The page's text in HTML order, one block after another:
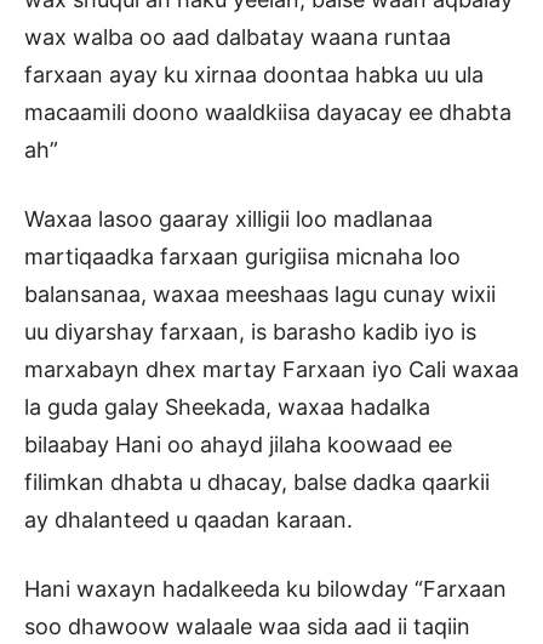
wax walba oo aad dalbatay waana runtaa
farxaan ayay ku xirnaa doontaa habka uu ula
macaamili doono waaldkiisa dayacay ee dhabta
ah”
Waxaa lasoo gaaray xilligii loo madlanaa
martiqaadka farxaan gurigiisa micnaha loo
balansanaa, waxaa meeshaas lagu cunay wixii
uu diyarshay farxaan, is barasho kadib iyo is
marxabayn dhex martay Farxaan iyo Cali waxaa
la guda galay Sheekada, waxaa hadalka
bilaabay Hani oo ahayd jilaha koowaad ee
filimkan dhabta u dhacay, balse dadka qaarkii
ay dhalanteed u qaadan karaan.
Hani waxayn hadalkeeda ku bilowday “Farxaan
soo dhawoow walaale waa sida aad ii taqiin